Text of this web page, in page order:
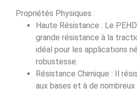
Propriétés Physiques :
Haute Résistance : Le
grande résistance à la
idéal pour les applications
robustesse.
Résistance Chimique : Il
aux bases et à de